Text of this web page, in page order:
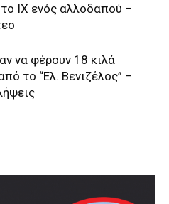
το ΙΧ ενός αλλοδαπού –
να φέρουν 18 κιλά
το “Ελ. Βενιζέλος” –